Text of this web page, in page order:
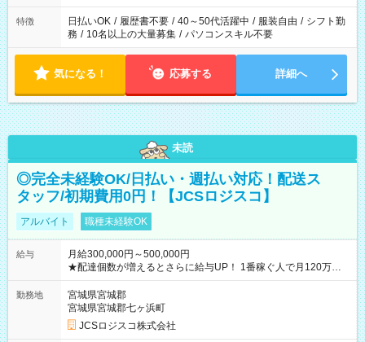
特徴 日払いOK / 履歴書不要 / 40～50代活躍中 / 服装自由 / シフト勤
務 / 10名以上の大量募集 / パソコンスキル不要
気になる！ 応募する 詳細へ
未読
◎完全未経験OK/日払い・週払い対応！配送ス
タッフ/初期費用0円！【JCSロジスコ】
アルバイト 職種未経験OK
給与
月給300,000円～500,000円
★配達個数が増えるとさらに給与UP！ 1番稼ぐ人で月120万ほ
ど！ ・主要都市エリア 月収55万円／週5日稼働 月収65万~112
万円／週6日稼働 ・地方郊外エリア 月収40万円／週5日稼働 月
収40万円~50万円／週6日稼働 ＜モデルイメージ＞ ■月収50万
円 (27歳男性/江東区在住)※元建築関係 1日150個配達×25日勤務
(日休み) ■月収80万円(43歳男性/墨田区在住)※元営業 1日200個
勤務地
宮城県宮城郡
宮城県宮城郡七ヶ浜町
JCSロジスコ株式会社